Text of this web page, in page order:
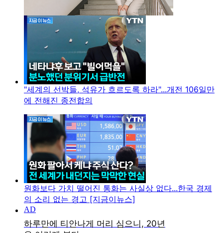
"세계의 선박들, 석유가 흐르도록 하라"...개전 106일만
에 전해진 종전합의
원화보다 가치 떨어진 통화는 사실상 없다...한국 경제
의 소리 없는 경고 [지금이뉴스]